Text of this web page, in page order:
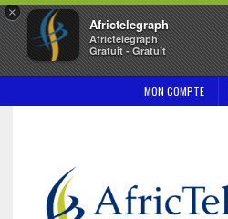
×
Africtelegraph
Africtelegraph
Gratuit - Gratuit
MON COMPTE